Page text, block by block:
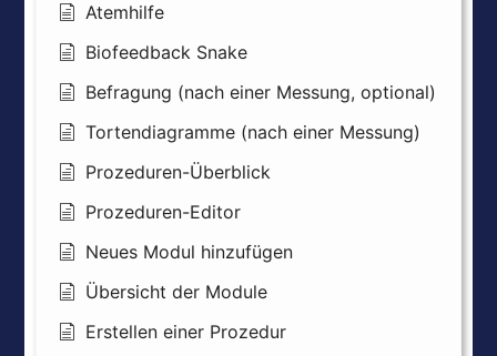
Atemhilfe
Biofeedback Snake
Befragung (nach einer Messung, optional)
Tortendiagramme (nach einer Messung)
Prozeduren-Überblick
Prozeduren-Editor
Neues Modul hinzufügen
Übersicht der Module
Erstellen einer Prozedur